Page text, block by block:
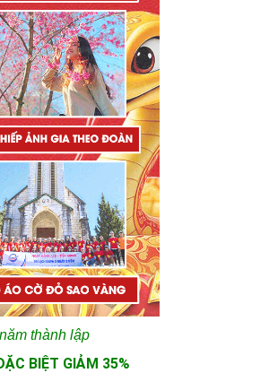
thành lập
BIỆT GIẢM 35%